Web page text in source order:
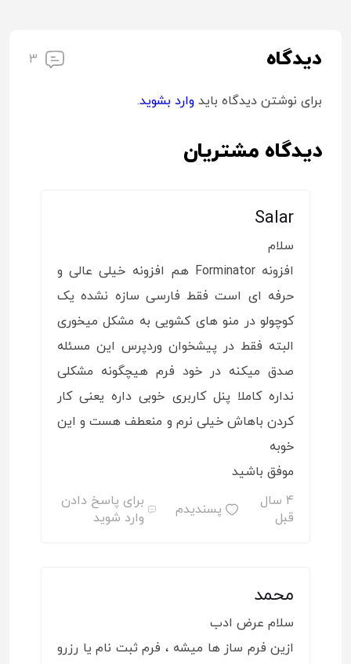
دیدگاه 3
برای نوشتن دیدگاه باید وارد بشوید.
دیدگاه مشتریان
Salar
سلام
افزونه Forminator هم افزونه خیلی عالی و
حرفه ای است فقط فارسی سازه نشده یک
کوچولو در منو های کشویی به مشکل میخوری
البته فقط در پیشخوان وردپرس این مسئله
صدق میکنه در خود فرم هیچگونه مشکلی
نداره کاملا پنل کاربری خوبی داره یعنی کار
کردن باهاش خیلی نرم و منعطف هست و این
خوبه
موفق باشید
4 سال
قبل
پسندیدم
برای پاسخ دادن
وارد شوید
محمد
سلام عرض ادب
ازین فرم ساز ها میشه ، فرم ثبت نام یا رزرو